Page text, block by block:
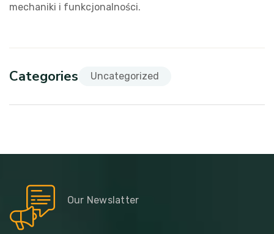
mechaniki i funkcjonalności.
Categories Uncategorized
Our Newslatter